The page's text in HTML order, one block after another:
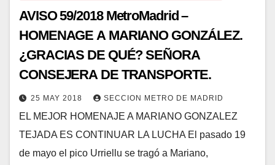
AVISO 59/2018 MetroMadrid –
HOMENAGE A MARIANO GONZÁLEZ.
¿GRACIAS DE QUÉ? SEÑORA
CONSEJERA DE TRANSPORTE.
25 MAY 2018 SECCION METRO DE MADRID
EL MEJOR HOMENAJE A MARIANO GONZALEZ
TEJADA ES CONTINUAR LA LUCHA El pasado 19
de mayo el pico Urriellu se tragó a Mariano,